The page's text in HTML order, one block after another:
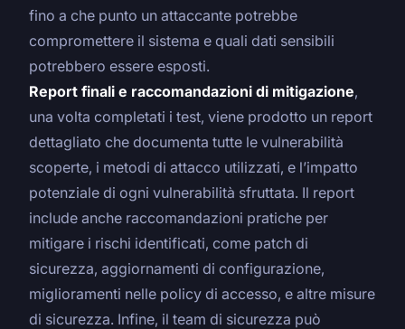
fino a che punto un attaccante potrebbe
compromettere il sistema e quali dati sensibili
potrebbero essere esposti.
Report finali e raccomandazioni di mitigazione,
una volta completati i test, viene prodotto un report
dettagliato che documenta tutte le vulnerabilità
scoperte, i metodi di attacco utilizzati, e l’impatto
potenziale di ogni vulnerabilità sfruttata. Il report
include anche raccomandazioni pratiche per
mitigare i rischi identificati, come patch di
sicurezza, aggiornamenti di configurazione,
miglioramenti nelle policy di accesso, e altre misure
di sicurezza. Infine, il team di sicurezza può